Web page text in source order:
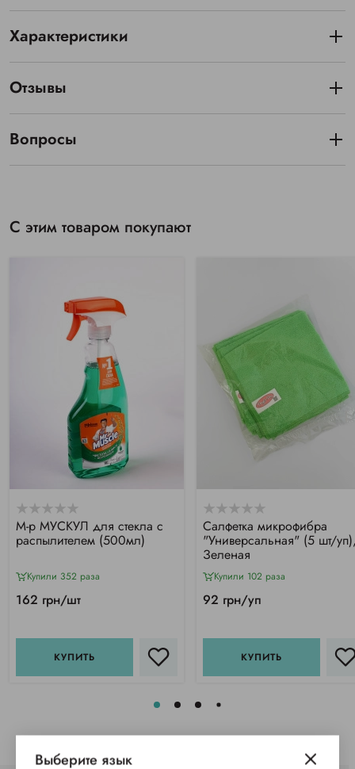
Характеристики
Отзывы
Вопросы
С этим товаром покупают
М-р МУСКУЛ для стекла с
распылителем (500мл)
Купили 352 раза
162 грн/шт
КУПИТЬ
Салфетка микрофибра
"Универсальная" (5 шт/
Зеленая
Купили 102 раза
92 грн/уп
КУПИТЬ
Выберите язык